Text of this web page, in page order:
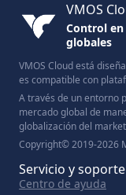
VMOS
Control
globales
VMOS Cloud está
es compatible con
A través de un entorno
mercado global de
globalización del
Copyright© 2019-2026
Servicio y soporte
Centro de ayuda